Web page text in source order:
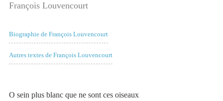
François Louvencourt
Biographie de François Louvencourt
Autres textes de François Louvencourt
O sein plus blanc que ne sont ces oiseaux